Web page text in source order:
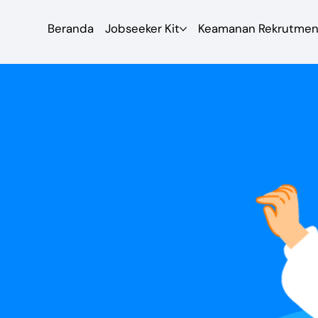
Beranda Jobseeker Kit Keamanan Rekrutmen